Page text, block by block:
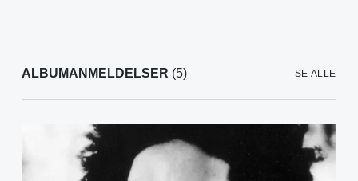
ALBUMANMELDELSER (5) SE ALLE